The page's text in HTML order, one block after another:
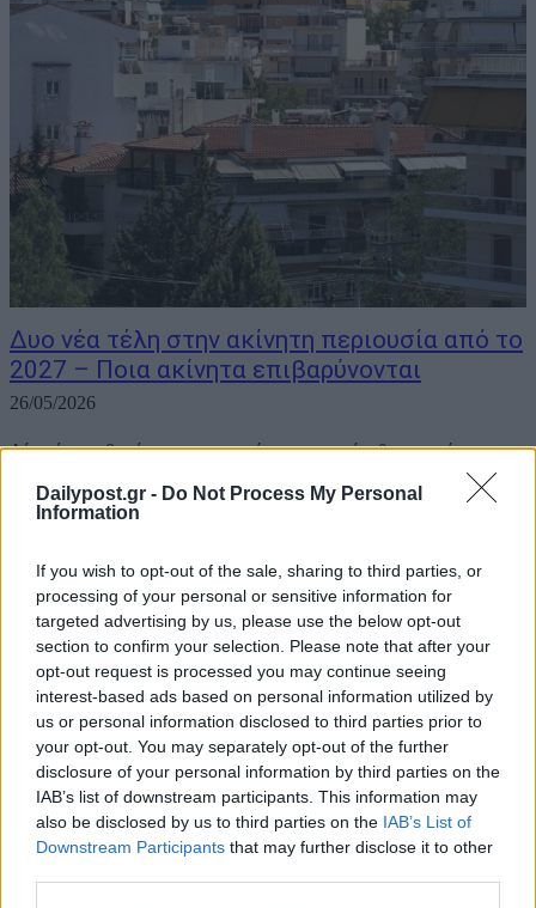
Dailypost.gr - Do Not Process My Personal
Information
If you wish to opt-out of the sale, sharing to third parties, or
processing of your personal or sensitive information for
targeted advertising by us, please use the below opt-out
section to confirm your selection. Please note that after your
opt-out request is processed you may continue seeing
interest-based ads based on personal information utilized by
us or personal information disclosed to third parties prior to
your opt-out. You may separately opt-out of the further
disclosure of your personal information by third parties on the
IAB’s list of downstream participants. This information may
also be disclosed by us to third parties on the IAB’s List of
Downstream Participants that may further disclose it to other
Δυο νέα τέλη στην ακίνητη περιουσία από το
2027 – Ποια ακίνητα επιβαρύνονται
26/05/2026
Δύο νέες επιβαρύνσεις για τα ακίνητα, οι οποίες θα εισπράττονται
μέσω των λογαριασμών ηλεκτρικού ρεύματος, περιλαμβάνει το
σχέδιο του νέου Κώδικα Τοπικής Αυτοδιοίκησης που έχει τεθεί σε
δημόσια διαβούλευση από τις 20 Μαΐου. Εφόσον το πλαίσιο